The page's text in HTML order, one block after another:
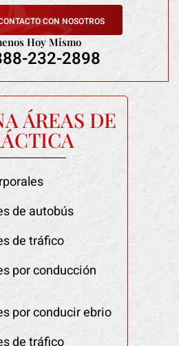
CON NOSOTROS
Hoy Mismo
232-2898
ÁREAS DE
de autobús
de tráfico
por conducción
por conducir ebrio
de tráfico